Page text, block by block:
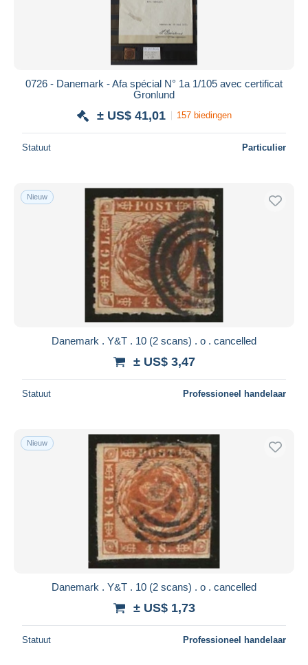
0726 - Danemark - Afa spécial N° 1a 1/105 avec certificat
Gronlund
± US$ 41,01 157 biedingen
Statuut Particulier
Nieuw
Danemark . Y&T . 10 (2 scans) . o . cancelled
± US$ 3,47
Statuut Professioneel handelaar
Nieuw
Danemark . Y&T . 10 (2 scans) . o . cancelled
± US$ 1,73
Statuut Professioneel handelaar